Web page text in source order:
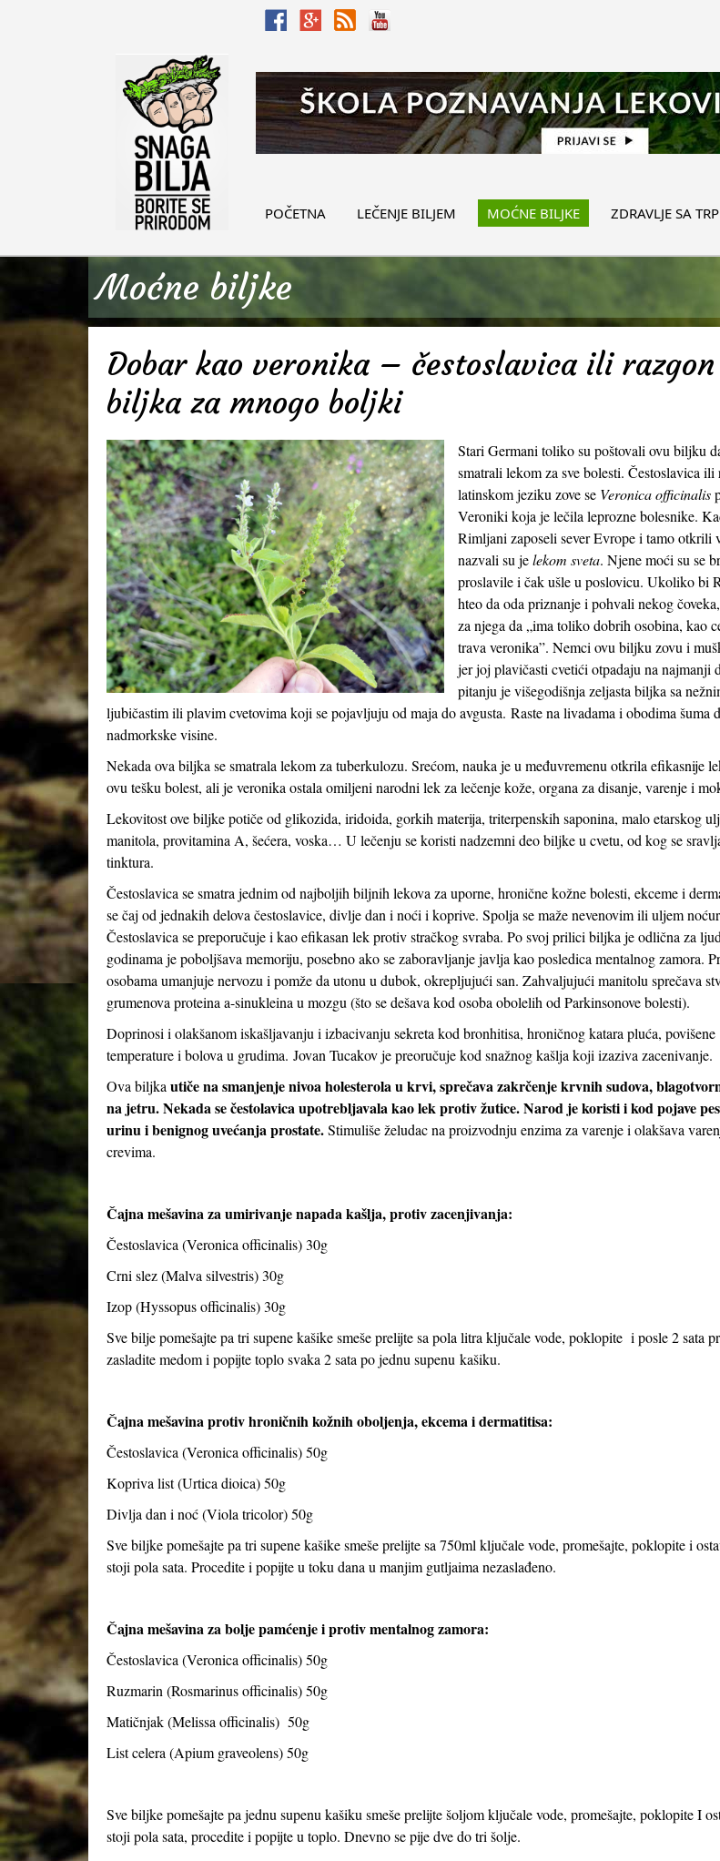
POČETNA LEČENJE BILJEM MOĆNE BILJKE ZDRAVLJE SA
Moćne biljke
Dobar kao veronika – čestoslavica ili razgon
biljka za mnogo boljki
Stari Germani toliko su poštovali ovu biljku
smatrali lekom za sve bolesti. Čestoslavica ili
latinskom jeziku zove se Veronica officinalis
Veroniki koja je lečila leprozne bolesnike.
Rimljani zaposeli sever Evrope i tamo otkrili
nazvali su jelekom sveta. Njene moći su se
proslavile i čak ušle u poslovicu. Ukoliko bi
hteo da oda priznanje i pohvali nekog
za njega da „ima toliko dobrih osobina, kao
trava veronika”. Nemci ovu biljku zovu i
jer joj plavičasti cvetići otpadaju na najmanji
pitanju je višegodišnja zeljasta biljka sa
ljubičastim ili plavim cvetovima koji se pojavljuju od maja do avgusta. Raste na livadama i obodima šuma
nadmorkske visine.
Nekada ova biljka se smatrala lekom za tuberkulozu. Srećom, nauka je u međuvremenu otkrila efikasnije
ovu tešku bolest, ali je veronika ostala omiljeni narodni lek za lečenje kože, organa za disanje, varenje i
Lekovitost ove biljke potiče od glikozida, iridoida, gorkih materija, triterpenskih saponina, malo etarskog
manitola, provitamina A, šećera, voska… U lečenju se koristi nadzemni deo biljke u cvetu, od kog se
tinktura.
Čestoslavica se smatra jednim od najboljih biljnih lekova za uporne, hronične kožne bolesti, ekceme i
se čaj od jednakih delova čestoslavice, divlje dan i noći i koprive. Spolja se maže nevenovim ili uljem
Čestoslavica se preporučuje i kao efikasan lek protiv stračkog svraba. Po svoj prilici biljka je odlična za
godinama je poboljšava memoriju, posebno ako se zaboravljanje javlja kao posledica mentalnog zamora.
osobama umanjuje nervozu i pomže da utonu u dubok, okrepljujući san. Zahvaljujući manitolu sprečava
grumenova proteina a-sinukleina u mozgu (što se dešava kod osoba obolelih od Parkinsonove bolesti).
Doprinosi i olakšanom iskašljavanju i izbacivanju sekreta kod bronhitisa, hroničnog katara pluća, povišene
temperature i bolova u grudima. Jovan Tucakov je preoručuje kod snažnog kašlja koji izaziva zacenivanje.
Ova biljka utiče na smanjenje nivoa holesterola u krvi, sprečava zakrčenje krvnih sudova,
na jetru. Nekada se čestolavica upotrebljavala kao lek protiv žutice. Narod je koristi i kod pojave
urinu i benignog uvećanja prostate.Stimuliše želudac na proizvodnju enzima za varenje i olakšava
crevima.
Čajna mešavina za umirivanje napada kašlja, protiv zacenjivanja:
Čestoslavica (Veronica officinalis) 30g
Crni slez (Malva silvestris) 30g
Izop (Hyssopus officinalis) 30g
Sve bilje pomešajte pa tri supene kašike smeše prelijte sa pola litra ključale vode, poklopite i posle 2 sata
zasladite medom i popijte toplo svaka 2 sata po jednu supenu kašiku.
Čajna mešavina protiv hroničnih kožnih oboljenja, ekcema i dermatitisa:
Čestoslavica (Veronica officinalis) 50g
Kopriva list (Urtica dioica) 50g
Divlja dan i noć (Viola tricolor) 50g
Sve biljke pomešajte pa tri supene kašike smeše prelijte sa 750ml ključale vode, promešajte, poklopite i
stoji pola sata. Procedite i popijte u toku dana u manjim gutljaima nezaslađeno.
Čajna mešavina za bolje pamćenje i protiv mentalnog zamora:
Čestoslavica (Veronica officinalis) 50g
Ruzmarin (Rosmarinus officinalis) 50g
Matičnjak (Melissa officinalis) 50g
List celera (Apium graveolens) 50g
Sve biljke pomešajte pa jednu supenu kašiku smeše prelijte šoljom ključale vode, promešajte, poklopite I
stoji pola sata, procedite i popijte u toplo. Dnevno se pije dve do tri šolje.